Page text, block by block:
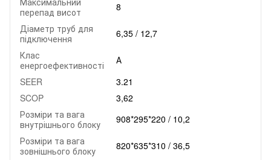
перепад висот
8
Діаметр труб для
підключення
6,35 / 12,7
Клас
енергоефективності
А
SEER
3.21
SCOP
3,62
Розміри та вага
внутрішнього блоку
908*295*220 / 10,2
Розміри та вага
зовнішнього блоку
820*635*310 / 36,5